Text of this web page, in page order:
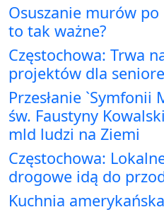
Osuszanie murów
to tak ważne?
Częstochowa: Trwa
projektów dla
Przesłanie `Symfonii
św. Faustyny
mld ludzi na Ziemi
Częstochowa:
drogowe idą do
Kuchnia